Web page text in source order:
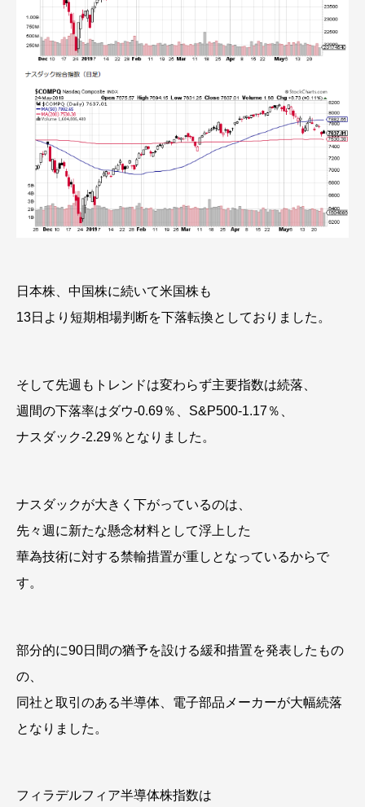
日本株、中国株に続いて米国株も
13日より短期相場判断を下落転換としておりました。
そして先週もトレンドは変わらず主要指数は続落、
週間の下落率はダウ-0.69％、S&P500-1.17％、
ナスダック-2.29％となりました。
ナスダックが大きく下がっているのは、
先々週に新たな懸念材料として浮上した
華為技術に対する禁輸措置が重しとなっているからで
す。
部分的に90日間の猶予を設ける緩和措置を発表したもの
の、
同社と取引のある半導体、電子部品メーカーが大幅続落
となりました。
フィラデルフィア半導体株指数は